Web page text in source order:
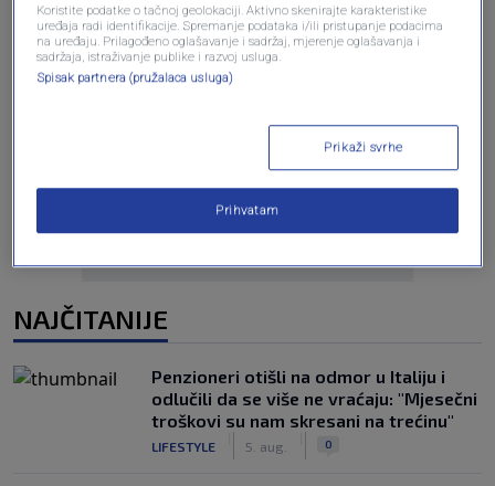
NAJČITANIJE
Penzioneri otišli na odmor u Italiju i
odlučili da se više ne vraćaju: "Mjesečni
troškovi su nam skresani na trećinu"
LIFESTYLE 5. aug. 0
Koristite podatke o tačnoj geolokaciji. Aktivno skenirajte karakteristike
uređaja radi identifikacije. Spremanje podataka i/ili pristupanje podacima
na uređaju. Prilagođeno oglašavanje i sadržaj, mjerenje oglašavanja i
sadržaja, istraživanje publike i razvoj usluga.
Spisak partnera (pružalaca usluga)
Prikaži svrhe
Prihvatam